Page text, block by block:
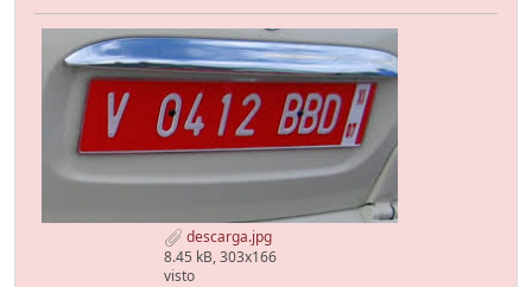
descarga.jpg
8.45 kB, 303x166
visto